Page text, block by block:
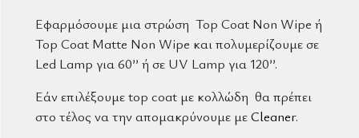
Εφαρμόσουμε μια στρώση Top Coat Non Wipe ή
Top Coat Matte Non Wipe και πολυμερίζουμε σε
Led Lamp για 60’’ ή σε UV Lamp για 120’’.
Εάν επιλέξουμε top coat με κολλώδη θα πρέπει
στο τέλος να την απομακρύνουμε μεCleaner.